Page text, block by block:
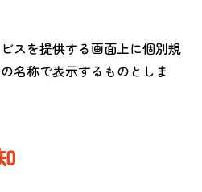
スを提供する画面上に個別規
名称で表示するものとしま